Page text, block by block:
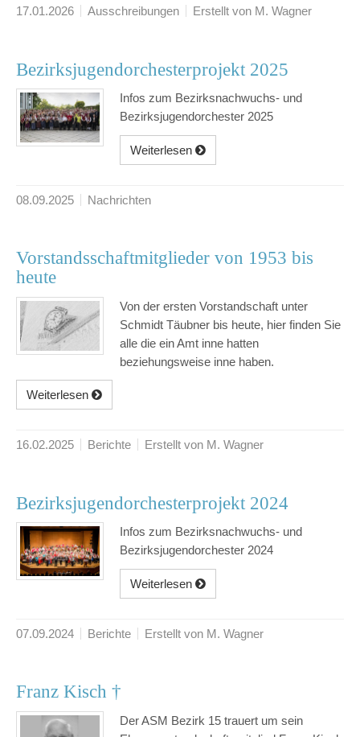
17.01.2026 Ausschreibungen Erstellt von M. Wagner
Bezirksjugendorchesterprojekt 2025
Infos zum Bezirksnachwuchs- und
Bezirksjugendorchester 2025
Weiterlesen
08.09.2025 Nachrichten
Vorstandsschaftmitglieder von 1953 bis
heute
Von der ersten Vorstandschaft unter
Schmidt Täubner bis heute, hier finden Sie
alle die ein Amt inne hatten
beziehungsweise inne haben.
Weiterlesen
16.02.2025 Berichte Erstellt von M. Wagner
Bezirksjugendorchesterprojekt 2024
Infos zum Bezirksnachwuchs- und
Bezirksjugendorchester 2024
Weiterlesen
07.09.2024 Berichte Erstellt von M. Wagner
Franz Kisch †
Der ASM Bezirk 15 trauert um sein